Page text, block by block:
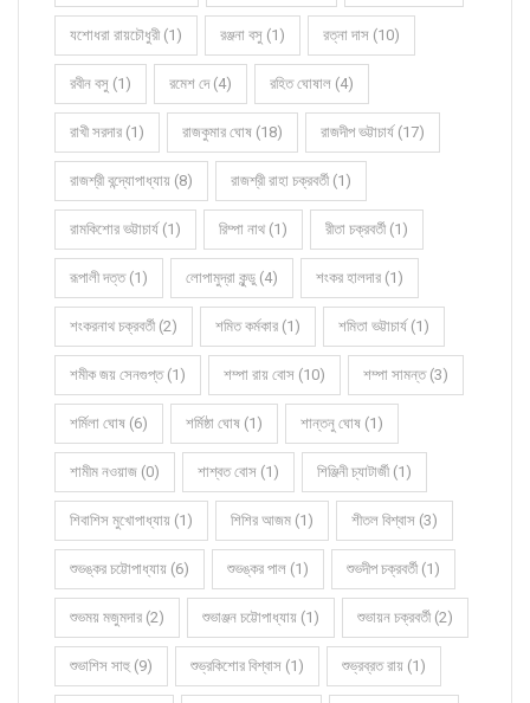
যশোধরা রায়চৌধুরী (1) রঞ্জনা বসু (1) রত্না দাস (10)
রবীন বসু (1) রমেশ দে (4) রহিত ঘোষাল (4)
রাখী সরদার (1) রাজকুমার ঘোষ (18) রাজদীপ ভট্টাচার্য (17)
রাজশ্রী বন্দ্যোপাধ্যায় (8) রাজশ্রী রাহা চক্রবর্তী (1)
রামকিশোর ভট্টাচার্য (1) রিম্পা নাথ (1) রীতা চক্রবর্তী (1)
রূপালী দত্ত (1) লোপামুদ্রা কুন্ডু (4) শংকর হালদার (1)
শংকরনাথ চক্রবর্তী (2) শমিত কর্মকার (1) শমিতা ভট্টাচার্য (1)
শমীক জয় সেনগুপ্ত (1) শম্পা রায় বোস (10) শম্পা সামন্ত (3)
শর্মিলা ঘোষ (6) শর্মিষ্ঠা ঘোষ (1) শান্তনু ঘোষ (1)
শামীম নওয়াজ (0) শাশ্বত বোস (1) শিঞ্জিনী চ্যাটার্জী (1)
শিবাশিস মুখোপাধ্যায় (1) শিশির আজম (1) শীতল বিশ্বাস (3)
শুভঙ্কর চট্টোপাধ্যায় (6) শুভঙ্কর পাল (1) শুভদীপ চক্রবর্তী (1)
শুভময় মজুমদার (2) শুভাঞ্জন চট্টোপাধ্যায় (1) শুভায়ন চক্রবর্তী (2)
শুভাশিস সাহু (9) শুভ্রকিশোর বিশ্বাস (1) শুভ্রব্রত রায় (1)